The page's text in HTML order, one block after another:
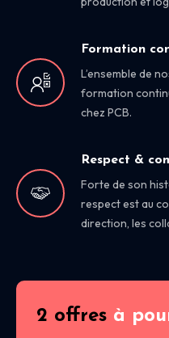
Formation
L’ensemble de
formation
chez PCB.
Respect &
Forte de son
respect est au
direction, les
2 offres à